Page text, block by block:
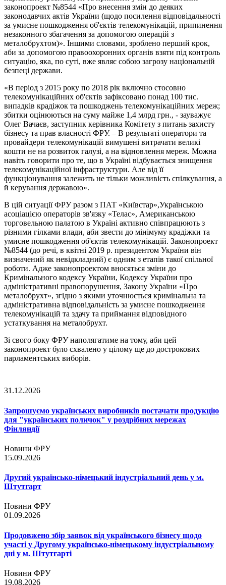
законопроект №8544 «Про внесення змін до деяких
законодавчих актів України (щодо посилення відповідальності
за умисне пошкодження об'єктів телекомунікацій, припинення
незаконного збагачення за допомогою операцій з
металобрухтом)». Іншими словами, зроблено перший крок,
аби за допомогою правоохоронних органів взяти під контроль
ситуацію, яка, по суті, вже являє собою загрозу національній
безпеці держави.
«В період з 2015 року по 2018 рік включно стосовно
телекомунікаційних об'єктів зафіксовано понад 100 тис.
випадків крадіжок та пошкоджень телекомунікаційних мереж;
збитки оцінюються на суму майже 1,4 млрд грн., - зауважує
Олег Вачаєв, заступник керівника Комітету з питань захисту
бізнесу та прав власності ФРУ. – В результаті оператори та
провайдери телекомунікацій вимушені витрачати великі
кошти не на розвиток галузі, а на відновлення мереж. Можна
навіть говорити про те, що в Україні відбувається знищення
телекомунікаційної інфраструктури. Але від її
функціонування залежить не тільки можливість спілкування, а
й керування державою».
В цій ситуації ФРУ разом з ПАТ «Київстар»,Українською
асоціацією операторів зв'язку «Телас», Американською
торговельною палатою в Україні активно співпрацюють з
різними гілками влади, аби звести до мінімуму крадіжки та
умисне пошкодження об'єктів телекомунікацій. Законопроект
№8544 (до речі, в квітні 2019 р. президентом України він
визначений як невідкладний) є одним з етапів такої спільної
роботи. Адже законопроектом вносяться зміни до
Кримінального кодексу України, Кодексу України про
адміністративні правопорушення, Закону України «Про
металобрухт», згідно з якими уточнюється кримінальна та
адміністративна відповідальність за умисне пошкодження
телекомунікацій та здачу та приймання відповідного
устаткування на металобрухт.
Зі свого боку ФРУ наполягатиме на тому, аби цей
законопроект було схвалено у цілому ще до дострокових
парламентських виборів.
31.12.2026
Запрошуємо українських виробників постачати продукцію
для "українських поличок" у роздрібних мережах
Фінляндії
Новини ФРУ
15.09.2026
Другий українсько-німецький індустріальний день у м.
Штутгарт
Новини ФРУ
01.09.2026
Продовжено збір заявок від українського бізнесу щодо
участі у Другому українсько-німецькому індустріальному
дні у м. Штутгарті
Новини ФРУ
19.08.2026